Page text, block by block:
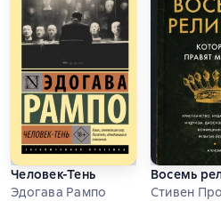
Человек-Тень
Эдогава Рампо
Восемь
Стивен